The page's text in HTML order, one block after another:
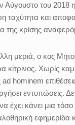
Αύγουστο του 2018
ταχύτητα και
της κρίσης
μεριά, ο κος
κίτρινος. Χωρίς
ad hominem
εντυπώσεις.
έχει κάνει μια
εφημερίδα